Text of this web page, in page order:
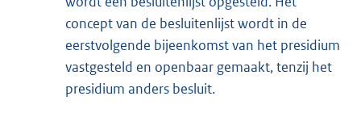
concept van de besluitenlijst wordt in de
eerstvolgende bijeenkomst van het presidium
vastgesteld en openbaar gemaakt, tenzij het
presidium anders besluit.